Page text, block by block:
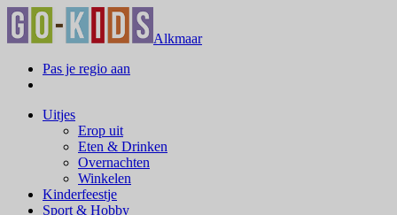
Alkmaar
Pas je regio aan
Uitjes
Erop uit
Eten & Drinken
Overnachten
Winkelen
Kinderfeestje
Sport & Hobby